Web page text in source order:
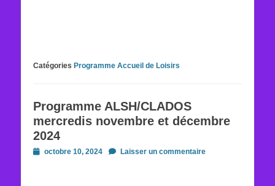
Catégories Programme Accueil de Loisirs
Programme ALSH/CLADOS
mercredis novembre et décembre
2024
Postedoctobre 10, 2024 Laisser un commentaire